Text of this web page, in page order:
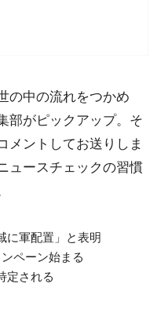
の中の流れをつかめ
部がピックアップ。そ
メントしてお送りしま
ュースチェックの習慣
に軍配置」と表明
ペーン始まる
定される